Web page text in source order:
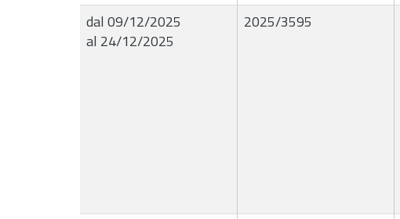
dal 09/12/2025
al 24/12/2025
2025/3595